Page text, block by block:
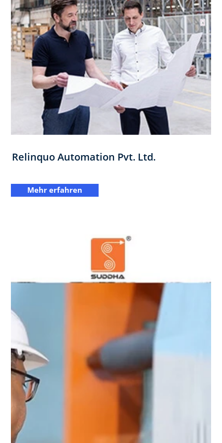
Relinquo Automation Pvt. Ltd.
Mehr erfahren